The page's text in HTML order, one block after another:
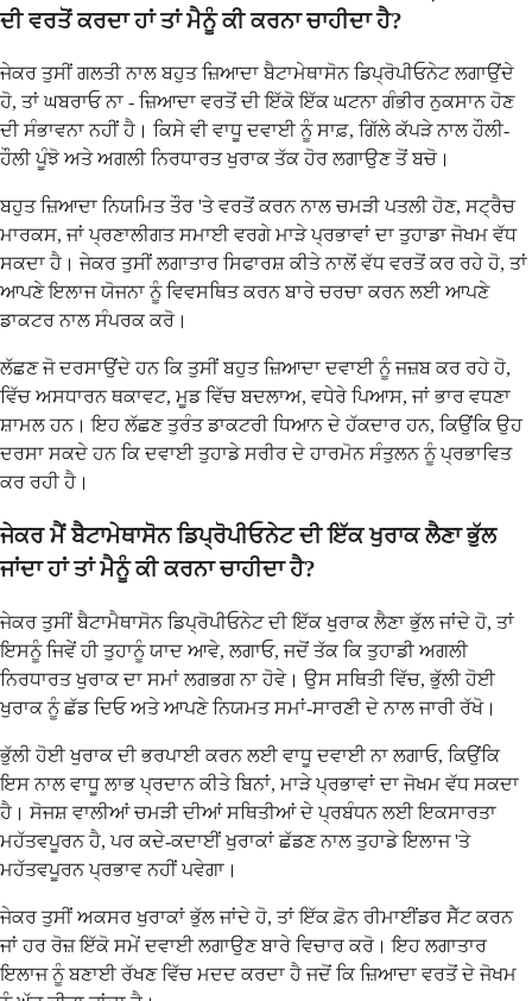
ਦੀ ਵਰਤੋਂ ਕਰਦਾ ਹਾਂ ਤਾਂ ਮੈਨੂੰ ਕੀ ਕਰਨਾ ਚਾਹੀਦਾ ਹੈ?
ਜੇਕਰ ਤੁਸੀਂ ਗਲਤੀ ਨਾਲ ਬਹੁਤ ਜ਼ਿਆਦਾ ਬੈਟਾਮੇਥਾਸੋਨ ਡਿਪ੍ਰੋਪੀਓਨੇਟ ਲਗਾਉਂਦੇ
ਹੋ, ਤਾਂ ਘਬਰਾਓ ਨਾ - ਜ਼ਿਆਦਾ ਵਰਤੋਂ ਦੀ ਇੱਕੋ ਇੱਕ ਘਟਨਾ ਗੰਭੀਰ ਨੁਕਸਾਨ ਹੋਣ
ਦੀ ਸੰਭਾਵਨਾ ਨਹੀਂ ਹੈ। ਕਿਸੇ ਵੀ ਵਾਧੂ ਦਵਾਈ ਨੂੰ ਸਾਫ਼, ਗਿੱਲੇ ਕੱਪੜੇ ਨਾਲ ਹੌਲੀ-
ਹੌਲੀ ਪੂੰਝੋ ਅਤੇ ਅਗਲੀ ਨਿਰਧਾਰਤ ਖੁਰਾਕ ਤੱਕ ਹੋਰ ਲਗਾਉਣ ਤੋਂ ਬਚੋ।
ਬਹੁਤ ਜ਼ਿਆਦਾ ਨਿਯਮਿਤ ਤੌਰ 'ਤੇ ਵਰਤੋਂ ਕਰਨ ਨਾਲ ਚਮੜੀ ਪਤਲੀ ਹੋਣ, ਸਟ੍ਰੈਚ
ਮਾਰਕਸ, ਜਾਂ ਪ੍ਰਣਾਲੀਗਤ ਸਮਾਈ ਵਰਗੇ ਮਾੜੇ ਪ੍ਰਭਾਵਾਂ ਦਾ ਤੁਹਾਡਾ ਜੋਖਮ ਵੱਧ
ਸਕਦਾ ਹੈ। ਜੇਕਰ ਤੁਸੀਂ ਲਗਾਤਾਰ ਸਿਫਾਰਸ਼ ਕੀਤੇ ਨਾਲੋਂ ਵੱਧ ਵਰਤੋਂ ਕਰ ਰਹੇ ਹੋ, ਤਾਂ
ਆਪਣੇ ਇਲਾਜ ਯੋਜਨਾ ਨੂੰ ਵਿਵਸਥਿਤ ਕਰਨ ਬਾਰੇ ਚਰਚਾ ਕਰਨ ਲਈ ਆਪਣੇ
ਡਾਕਟਰ ਨਾਲ ਸੰਪਰਕ ਕਰੋ।
ਲੱਛਣ ਜੋ ਦਰਸਾਉਂਦੇ ਹਨ ਕਿ ਤੁਸੀਂ ਬਹੁਤ ਜ਼ਿਆਦਾ ਦਵਾਈ ਨੂੰ ਜਜ਼ਬ ਕਰ ਰਹੇ ਹੋ,
ਵਿੱਚ ਅਸਧਾਰਨ ਥਕਾਵਟ, ਮੂਡ ਵਿੱਚ ਬਦਲਾਅ, ਵਧੇਰੇ ਪਿਆਸ, ਜਾਂ ਭਾਰ ਵਧਣਾ
ਸ਼ਾਮਲ ਹਨ। ਇਹ ਲੱਛਣ ਤੁਰੰਤ ਡਾਕਟਰੀ ਧਿਆਨ ਦੇ ਹੱਕਦਾਰ ਹਨ, ਕਿਉਂਕਿ ਉਹ
ਦਰਸਾ ਸਕਦੇ ਹਨ ਕਿ ਦਵਾਈ ਤੁਹਾਡੇ ਸਰੀਰ ਦੇ ਹਾਰਮੋਨ ਸੰਤੁਲਨ ਨੂੰ ਪ੍ਰਭਾਵਿਤ
ਕਰ ਰਹੀ ਹੈ।
ਜੇਕਰ ਮੈਂ ਬੈਟਾਮੇਥਾਸੋਨ ਡਿਪ੍ਰੋਪੀਓਨੇਟ ਦੀ ਇੱਕ ਖੁਰਾਕ ਲੈਣਾ ਭੁੱਲ
ਜਾਂਦਾ ਹਾਂ ਤਾਂ ਮੈਨੂੰ ਕੀ ਕਰਨਾ ਚਾਹੀਦਾ ਹੈ?
ਜੇਕਰ ਤੁਸੀਂ ਬੈਟਾਮੈਥਾਸੋਨ ਡਿਪ੍ਰੋਪੀਓਨੇਟ ਦੀ ਇੱਕ ਖੁਰਾਕ ਲੈਣਾ ਭੁੱਲ ਜਾਂਦੇ ਹੋ, ਤਾਂ
ਇਸਨੂੰ ਜਿਵੇਂ ਹੀ ਤੁਹਾਨੂੰ ਯਾਦ ਆਵੇ, ਲਗਾਓ, ਜਦੋਂ ਤੱਕ ਕਿ ਤੁਹਾਡੀ ਅਗਲੀ
ਨਿਰਧਾਰਤ ਖੁਰਾਕ ਦਾ ਸਮਾਂ ਲਗਭਗ ਨਾ ਹੋਵੇ। ਉਸ ਸਥਿਤੀ ਵਿੱਚ, ਭੁੱਲੀ ਹੋਈ
ਖੁਰਾਕ ਨੂੰ ਛੱਡ ਦਿਓ ਅਤੇ ਆਪਣੇ ਨਿਯਮਤ ਸਮਾਂ-ਸਾਰਣੀ ਦੇ ਨਾਲ ਜਾਰੀ ਰੱਖੋ।
ਭੁੱਲੀ ਹੋਈ ਖੁਰਾਕ ਦੀ ਭਰਪਾਈ ਕਰਨ ਲਈ ਵਾਧੂ ਦਵਾਈ ਨਾ ਲਗਾਓ, ਕਿਉਂਕਿ
ਇਸ ਨਾਲ ਵਾਧੂ ਲਾਭ ਪ੍ਰਦਾਨ ਕੀਤੇ ਬਿਨਾਂ, ਮਾੜੇ ਪ੍ਰਭਾਵਾਂ ਦਾ ਜੋਖਮ ਵੱਧ ਸਕਦਾ
ਹੈ। ਸੋਜਸ਼ ਵਾਲੀਆਂ ਚਮੜੀ ਦੀਆਂ ਸਥਿਤੀਆਂ ਦੇ ਪ੍ਰਬੰਧਨ ਲਈ ਇਕਸਾਰਤਾ
ਮਹੱਤਵਪੂਰਨ ਹੈ, ਪਰ ਕਦੇ-ਕਦਾਈਂ ਖੁਰਾਕਾਂ ਛੱਡਣ ਨਾਲ ਤੁਹਾਡੇ ਇਲਾਜ 'ਤੇ
ਮਹੱਤਵਪੂਰਨ ਪ੍ਰਭਾਵ ਨਹੀਂ ਪਵੇਗਾ।
ਜੇਕਰ ਤੁਸੀਂ ਅਕਸਰ ਖੁਰਾਕਾਂ ਭੁੱਲ ਜਾਂਦੇ ਹੋ, ਤਾਂ ਇੱਕ ਫ਼ੋਨ ਰੀਮਾਈਂਡਰ ਸੈੱਟ ਕਰਨ
ਜਾਂ ਹਰ ਰੋਜ਼ ਇੱਕੋ ਸਮੇਂ ਦਵਾਈ ਲਗਾਉਣ ਬਾਰੇ ਵਿਚਾਰ ਕਰੋ। ਇਹ ਲਗਾਤਾਰ
ਇਲਾਜ ਨੂੰ ਬਣਾਈ ਰੱਖਣ ਵਿੱਚ ਮਦਦ ਕਰਦਾ ਹੈ ਜਦੋਂ ਕਿ ਜ਼ਿਆਦਾ ਵਰਤੋਂ ਦੇ ਜੋਖਮ